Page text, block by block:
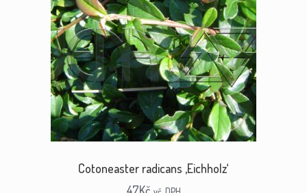
Cotoneaster radicans ‚Eichholz‘